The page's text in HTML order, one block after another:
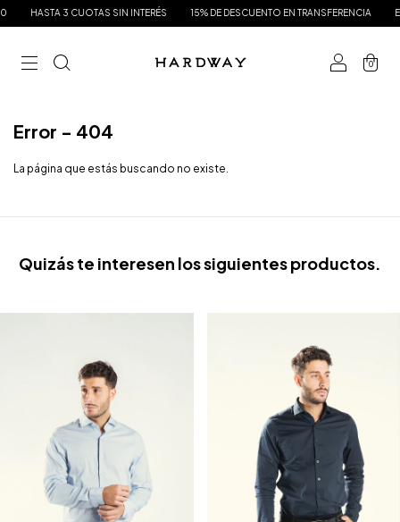
HASTA 3 CUOTAS SIN INTERÉS 15% DE DESCUENTO EN TRANSFERENCIA
0
Error - 404
La página que estás buscando no existe.
Quizás te interesen los siguientes productos.